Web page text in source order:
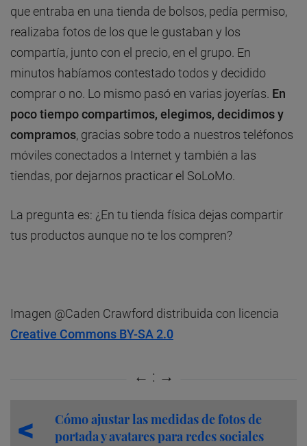
que entraba en una tienda de bolsos, pedía permiso,
realizaba fotos de los que le gustaban y los
compartía, junto con el precio, en el grupo. En
minutos habíamos contestado todos y decidido
comprar o no. Lo mismo pasó en varias joyerías. En
poco tiempo compartimos, elegimos, decidimos y
compramos, gracias sobre todo a nuestros teléfonos
móviles conectados a Internet y también a las
tiendas, por dejarnos practicar el SoLoMo.
La pregunta es: ¿En tu tienda física dejas compartir
tus productos aunque no te los compren?
Imagen @Caden Crawford distribuida con licencia
Creative Commons BY-SA 2.0
Cómo ajustar las medidas de fotos de
portada y avatares para redes sociales